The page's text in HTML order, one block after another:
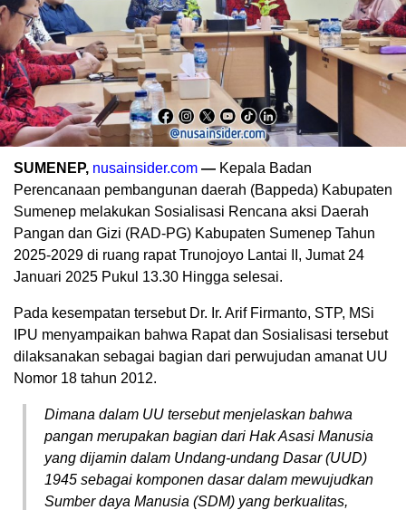
SUMENEP, nusainsider.com — Kepala Badan
Perencanaan pembangunan daerah (Bappeda) Kabupaten
Sumenep melakukan Sosialisasi Rencana aksi Daerah
Pangan dan Gizi (RAD-PG) Kabupaten Sumenep Tahun
2025-2029 di ruang rapat Trunojoyo Lantai II, Jumat 24
Januari 2025 Pukul 13.30 Hingga selesai.
Pada kesempatan tersebut Dr. Ir. Arif Firmanto, STP, MSi
IPU menyampaikan bahwa Rapat dan Sosialisasi tersebut
dilaksanakan sebagai bagian dari perwujudan amanat UU
Nomor 18 tahun 2012.
Dimana dalam UU tersebut menjelaskan bahwa
pangan merupakan bagian dari Hak Asasi Manusia
yang dijamin dalam Undang-undang Dasar (UUD)
1945 sebagai komponen dasar dalam mewujudkan
Sumber daya Manusia (SDM) yang berkualitas,